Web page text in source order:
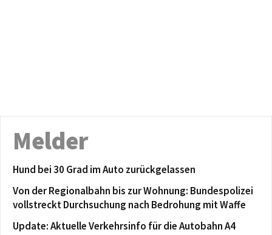
Melder
Hund bei 30 Grad im Auto zurückgelassen
Von der Regionalbahn bis zur Wohnung: Bundespolizei
vollstreckt Durchsuchung nach Bedrohung mit Waffe
Update: Aktuelle Verkehrsinfo für die Autobahn A4